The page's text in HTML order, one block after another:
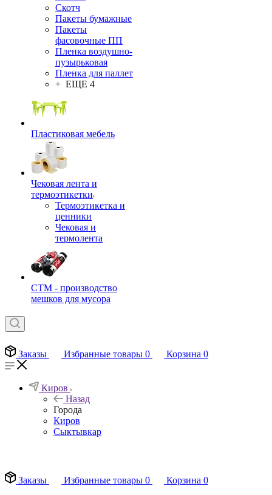
Скотч
Пакеты бумажные
Пакеты
фасовочные ПП
Пленка воздушно-
пузырьковая
Пленка для паллет
+ ЕЩЕ 4
Пластиковая мебель
Чековая лента и
термоэтикетки
Термоэтикетка и
ценники
Чековая и
термолента
СТМ - производство
мешков для мусора
Заказы Избранные товары 0 Корзина 0
Киров
Назад
Города
Киров
Сыктывкар
Заказы
Избранные товары 0 Корзина 0